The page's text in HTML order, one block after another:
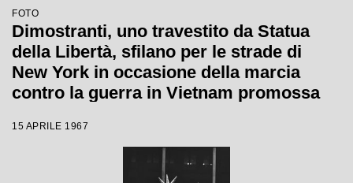
FOTO
Dimostranti, uno travestito da Statua
della Libertà, sfilano per le strade di
New York in occasione della marcia
contro la guerra in Vietnam promossa
15 APRILE 1967